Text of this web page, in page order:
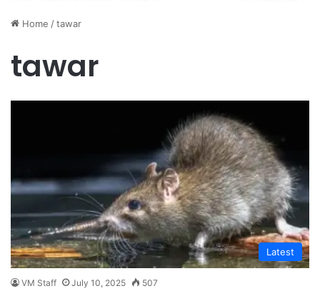
Home /tawar
tawar
Latest
VM Staff July 10, 2025 507